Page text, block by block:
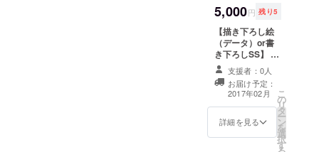
ドノベル化しま
す。５人分のエ
ピソードがボイ
ス付きで読んで
いただけます。
スチルは描き下
ろしです。 ・フ
ルカラーCG集
「金のために
ち絵を含めた全
ＣＧをPDFでご
5,000円 残り5
【描き下ろし絵
（データ）or書
き下ろしSS】 こ
ちらには製品
データは含まれ
ません。 オプ
ション的にご利
用ください。 リ
クエスト絵一枚
支援者：0人
お届け予定：
2017年02月
詳細を見る
こ
の
リ
タ
ー
ン
を
選
択
す